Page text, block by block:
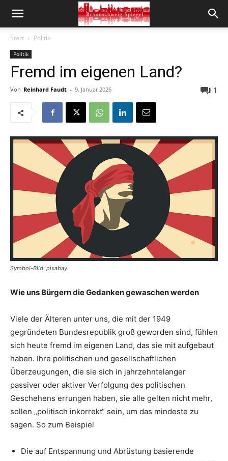
Start Politik
Politik
Fremd im eigenen Land?
Von Reinhard Faudt - 9. Januar 2026 1
Symbol-Bild: pixabay
Wie uns Bürgern die Gedanken gewaschen werden
Viele der Älteren unter uns, die mit der 1949
gegründeten Bundesrepublik groß geworden sind, fühlen
sich heute fremd im eigenen Land, das sie mit aufgebaut
haben. Ihre politischen und gesellschaftlichen
Überzeugungen, die sie sich in jahrzehntelanger
passiver oder aktiver Verfolgung des politischen
Geschehens errungen haben, sie alle gelten nicht mehr,
sollen „politisch inkorrekt“ sein, um das mindeste zu
sagen. So zum Beispiel
Die auf Entspannung und Abrüstung basierende